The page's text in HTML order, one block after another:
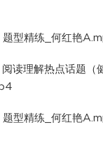
题型精练_何红艳
读理解热点话题（
题型精练_何红艳